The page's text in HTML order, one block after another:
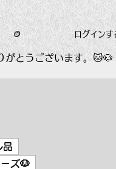
🪙 ログインす
がとうございます。🐱
品
ズ🐶